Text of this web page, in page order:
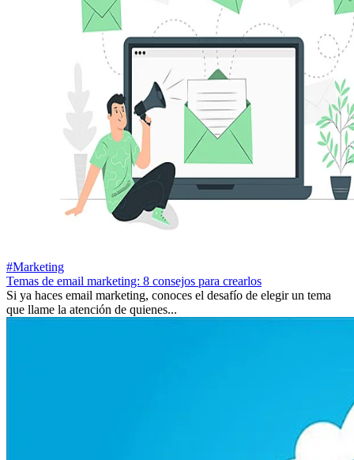
#Marketing
Temas de email marketing: 8 consejos para crearlos
Si ya haces email marketing, conoces el desafío de elegir un tema
que llame la atención de quienes...